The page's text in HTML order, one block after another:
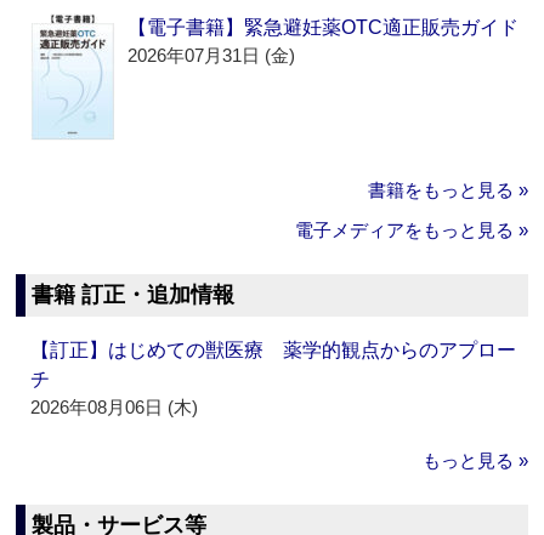
【電子書籍】緊急避妊薬OTC適正販売ガイド
2026年07月31日 (金)
書籍をもっと見る »
電子メディアをもっと見る »
書籍 訂正・追加情報
【訂正】はじめての獣医療 薬学的観点からのアプロー
チ
2026年08月06日 (木)
もっと見る »
製品・サービス等